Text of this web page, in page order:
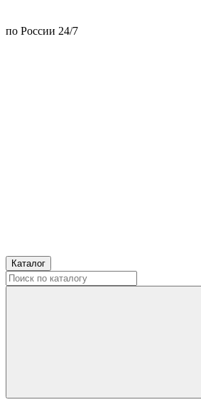
по России 24/7
Каталог